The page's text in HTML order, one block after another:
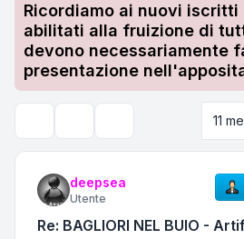
Ricordiamo ai nuovi iscritti
abilitati alla fruizione di
devono necessariamente
presentazione
11
deepsea
Utente
Re: BAGLIORI NEL BUIO -